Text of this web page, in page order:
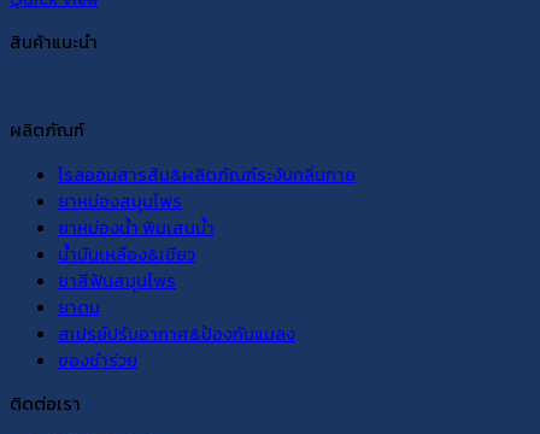
สินค้าแนะนำ
ผลิตภัณฑ์
โรลออนสารส้ม&ผลิตภัณฑ์ระงับกลิ่นกาย
ยาหม่องสมุนไพร
ยาหม่องน้ำ พิมเสนน้ำ
น้ำมันเหลือง&เขียว
ยาสีฟันสมุนไพร
ยาดม
สเปรย์ปรับอากาศ&ป้องกันแมลง
ของชำร่วย
ติดต่อเรา